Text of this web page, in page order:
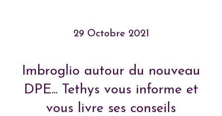
29 Octobre 2021
Imbroglio autour du nouveau
DPE... Tethys vous informe et
vous livre ses conseils